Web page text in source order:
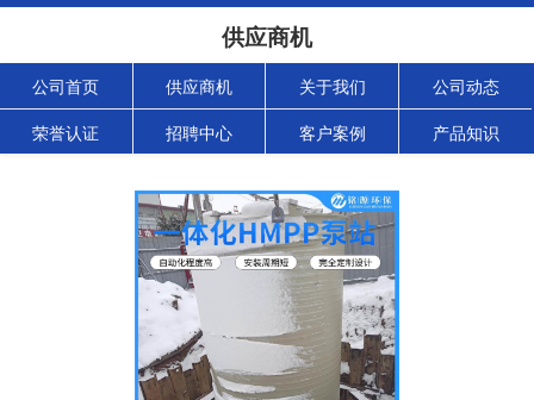
供应商机
公司首页 供应商机 关于我们 公司动态
荣誉认证 招聘中心 客户案例 产品知识